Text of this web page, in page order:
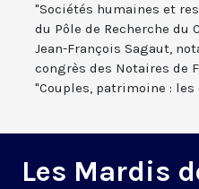
"Sociétés humaines et
du Pôle de Recherche du
Jean-François Sagaut,
congrès des Notaires de
"Couples, patrimoine :
Les Mardis